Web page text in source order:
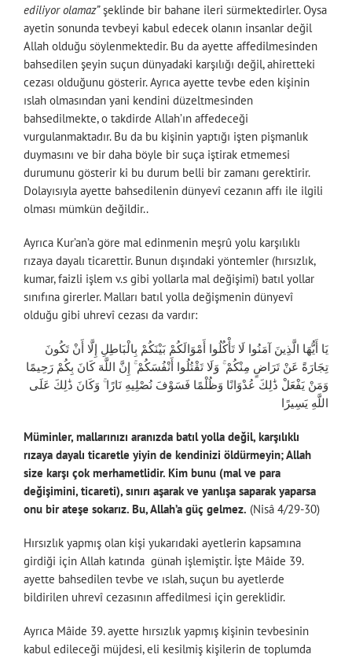
ediliyor olamaz”şeklinde bir bahane ileri sürmektedirler. Oysa
ayetin sonunda tevbeyi kabul edecek olanın insanlar değil
Allah olduğu söylenmektedir. Bu da ayette affedilmesinden
bahsedilen şeyin suçun dünyadaki karşılığı değil, ahiretteki
cezası olduğunu gösterir. Ayrıca ayette tevbe eden kişinin
ıslah olmasından yani kendini düzeltmesinden
bahsedilmekte, o takdirde Allah’ın affedeceği
vurgulanmaktadır. Bu da bu kişinin yaptığı işten pişmanlık
duymasını ve bir daha böyle bir suça iştirak etmemesi
durumunu gösterir ki bu durum belli bir zamanı gerektirir.
Dolayısıyla ayette bahsedilenin dünyevî cezanın affı ile ilgili
olması mümkün değildir..
Ayrıca Kur’an’a göre mal edinmenin meşrû yolu karşılıklı
rızaya dayalı ticarettir. Bunun dışındaki yöntemler (hırsızlık,
kumar, faizli işlem v.s gibi yollarla mal değişimi) batıl yollar
sınıfına girerler. Malları batıl yolla değişmenin dünyevî
olduğu gibi uhrevî cezası da vardır:
يَا أَيُّهَا الَّذِينَ آمَنُوا لَا تَأْكُلُوا أَمْوَالَكُمْ بَيْنَكُمْ بِالْبَاطِلِ إِلَّا أَنْ تَكُونَ
تِجَارَةً عَنْ تَرَاضٍ مِنْكُمْ ۚ وَلَا تَقْتُلُوا أَنْفُسَكُمْ ۚ إِنَّ اللَّهَ كَانَ بِكُمْ رَحِيمًا
وَمَنْ يَفْعَلْ ذَٰلِكَ عُدْوَانًا وَظُلْمًا فَسَوْفَ نُصْلِيهِ نَارًا ۚ وَكَانَ ذَٰلِكَ عَلَى
اللَّهِ يَسِيرًا
Müminler, mallarınızı aranızda batıl yolla değil, karşılıklı
rızaya dayalı ticaretle yiyin de kendinizi öldürmeyin; Allah
size karşı çok merhametlidir. Kim bunu (mal ve para
değişimini, ticareti), sınırı aşarak ve yanlışa saparak yaparsa
onu bir ateşe sokarız. Bu, Allah’a güç gelmez. (Nisâ 4/29-30)
Hırsızlık yapmış olan kişi yukarıdaki ayetlerin kapsamına
girdiği için Allah katında günah işlemiştir. İşte Mâide 39.
ayette bahsedilen tevbe ve ıslah, suçun bu ayetlerde
bildirilen uhrevî cezasının affedilmesi için gereklidir.
Ayrıca Mâide 39. ayette hırsızlık yapmış kişinin tevbesinin
kabul edileceği müjdesi, eli kesilmiş kişilerin de toplumda